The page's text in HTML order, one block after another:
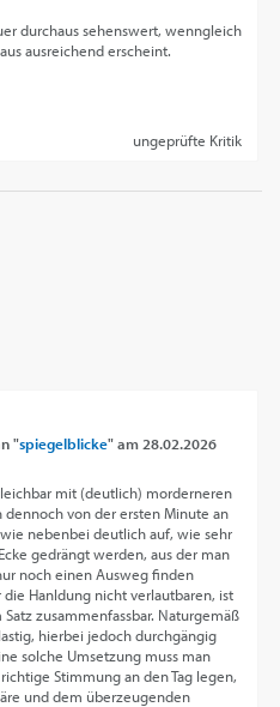
durchaus sehenswert, wenngleich
ausreichend erscheint.
ungeprüfte Kritik
"spiegelblicke"am 28.02.2026
mit (deutlich) morderneren
von der ersten Minute an
nebenbei deutlich auf, wie sehr
gedrängt werden, aus der man
noch einen Ausweg finden
Hanldung nicht verlautbaren, ist
zusammenfassbar. Naturgemäß
hierbei jedoch durchgängig
solche Umsetzung muss man
Stimmung an den Tag legen,
und dem überzeugenden